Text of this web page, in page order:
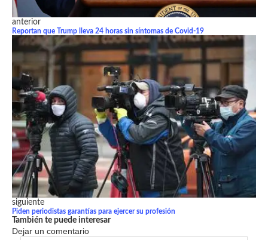
anterior
Reportan que Trump lleva 24 horas sin síntomas de Covid-19
siguiente
Piden periodistas garantías para ejercer su profesión
También te puede interesar
Dejar un comentario